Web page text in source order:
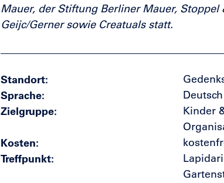
Mauer, der Stiftung Berliner Mauer, Stoppel
Geijc/Gerner sowie Creatuals statt.
Standort
Sprache
Zielgruppe
Kinder
Kosten
Treffpunkt